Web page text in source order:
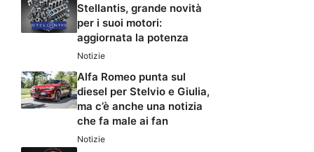
Stellantis, grande novità
per i suoi motori:
aggiornata la potenza
Notizie
Alfa Romeo punta sul
diesel per Stelvio e Giulia,
ma c’è anche una notizia
che fa male ai fan
Notizie